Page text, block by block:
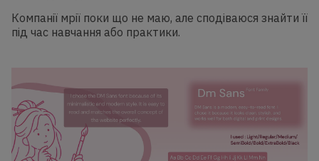
Компанії мрії поки що не маю, але сподіваюся знайти її
під час навчання або практики.